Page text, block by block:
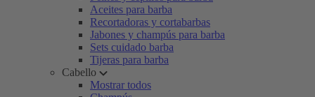
Aceites para barba
Recortadoras y cortabarbas
Jabones y champús para barba
Sets cuidado barba
Tijeras para barba
Cabello
Mostrar todos